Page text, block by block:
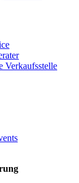
Verkaufsstelle